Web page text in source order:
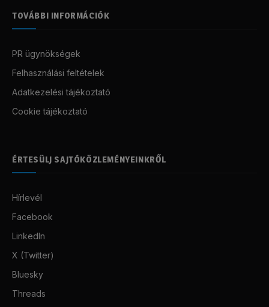
TOVÁBBI INFORMÁCIÓK
PR ügynökségek
Felhasználási feltételek
Adatkezelési tájékoztató
Cookie tájékoztató
ÉRTESÜLJ SAJTÓKÖZLEMÉNYEINKRŐL
Hírlevél
Facebook
LinkedIn
X (Twitter)
Bluesky
Threads